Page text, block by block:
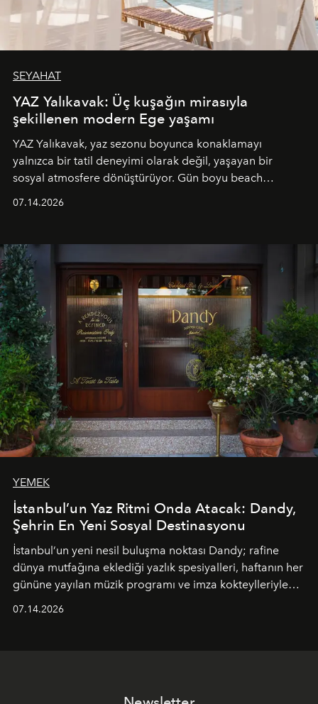
SEYAHAT
YAZ Yalıkavak: Üç kuşağın mirasıyla
şekillenen modern Ege yaşamı
YAZ Yalıkavak, yaz sezonu boyunca konaklamayı
yalnızca bir tatil deneyimi olarak değil, yaşayan bir
sosyal atmosfere dönüştürüyor. Gün boyu beach
tematik gastronomi geceleri misafirlerle buluşuyor.
Paylaşıma, lezzete ve müziğe odaklanan bu özel
akşamlar, YAZ’ın sade lüks anlayışını gün batımından
geceye taşıyarak her hafta farklı bir deneyim sunuyor.
07.14.2026
YEMEK
İstanbul’un Yaz Ritmi Onda Atacak: Dandy,
Şehrin En Yeni Sosyal Destinasyonu
İstanbul’un yeni nesil buluşma noktası Dandy; rafine
dünya mutfağına eklediği yazlık spesiyalleri, haftanın her
gününe yayılan müzik programı ve imza kokteylleriyle
07.14.2026